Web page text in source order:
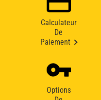
Calculateur
De
Paiement
Options